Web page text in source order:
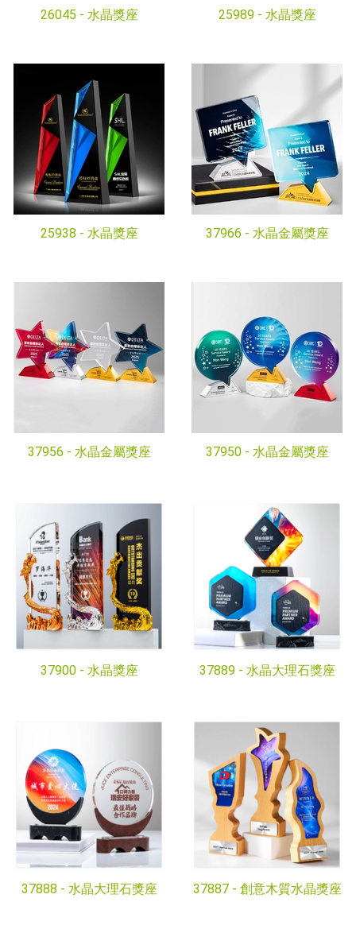
26045 - 水晶獎座 25989 - 水晶獎座
25938 - 水晶獎座 37966 - 水晶金屬獎座
37956 - 水晶金屬獎座 37950 - 水晶金屬獎座
37900 - 水晶獎座 37889 - 水晶大理石獎座
37888 - 水晶大理石獎座 37887 - 創意木質水晶獎座